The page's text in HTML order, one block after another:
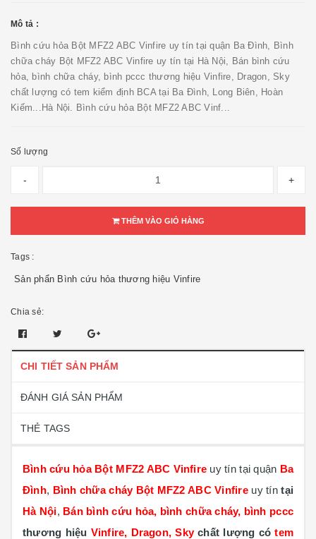
Mô tả :
Bình cứu hỏa Bột MFZ2 ABC Vinfire uy tín tại quận Ba Đình, Bình
chữa cháy Bột MFZ2 ABC Vinfire uy tín tại Hà Nội, Bán bình cứu
hỏa, bình chữa cháy, bình pccc thương hiệu Vinfire, Dragon, Sky
chất lượng có tem kiểm định BCA tại Ba Đình, Long Biên, Hoàn
Kiếm...Hà Nội. Bình cứu hỏa Bột MFZ2 ABC Vinf...
Số lượng
- +
THÊM VÀO GIỎ HÀNG
Tags :
Sản phẩn Bình cứu hỏa thương hiệu Vinfire
Chia sẻ:
CHI TIẾT SẢN PHẨM
ĐÁNH GIÁ SẢN PHẨM
THẺ TAGS
Bình cứu hỏa Bột MFZ2 ABC Vinfire uy tín tại quận Ba
Đình, Bình chữa cháy Bột MFZ2 ABC Vinfireuy tíntại
Hà Nội, Bán bình cứu hỏa, bình chữa cháy, bình pccc
thương hiệu Vinfire, Dragon, Skychất lượng cótem